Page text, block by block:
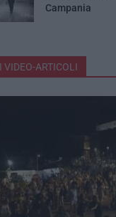
Campania
VIDEO-ARTICOLI